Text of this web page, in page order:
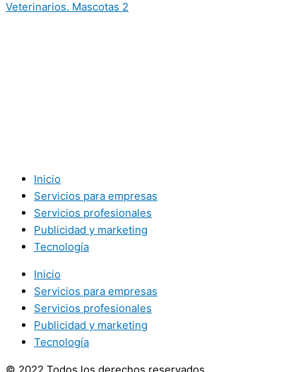
Veterinarios. Mascotas 2
Inicio
Servicios para empresas
Servicios profesionales
Publicidad y marketing
Tecnología
Inicio
Servicios para empresas
Servicios profesionales
Publicidad y marketing
Tecnología